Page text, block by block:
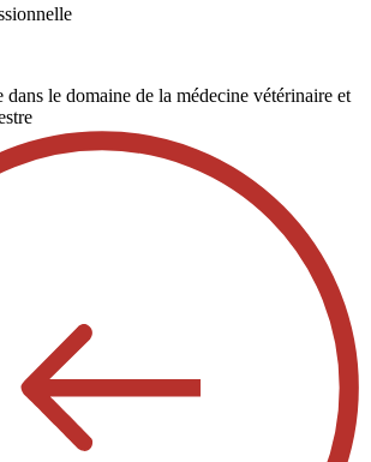
dans le domaine de la médecine vétérinaire et